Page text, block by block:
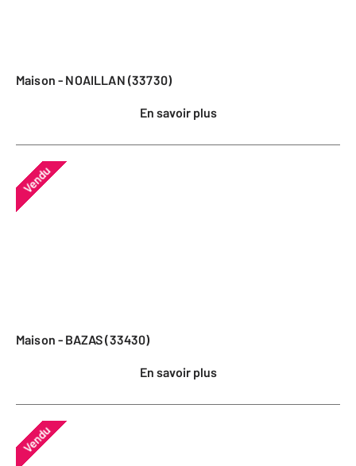
Maison - NOAILLAN (33730)
En savoir plus
Vendu
Maison - BAZAS (33430)
En savoir plus
Vendu